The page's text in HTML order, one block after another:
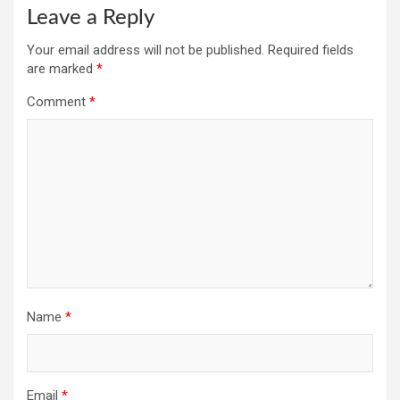
Leave a Reply
Your email address will not be published. Required fields
are marked *
Comment *
Name *
Email *